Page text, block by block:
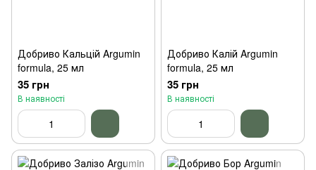
Добриво Кальцій Argumin
formula, 25 мл
35 грн
В наявності
Добриво Калій Argumin
formula, 25 мл
35 грн
В наявності